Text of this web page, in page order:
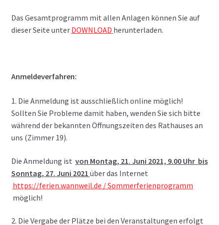
Das Gesamtprogramm mit allen Anlagen können Sie auf
dieser Seite unter DOWNLOAD herunterladen.
Anmeldeverfahren:
1. Die Anmeldung ist ausschließlich online möglich!
Sollten Sie Probleme damit haben, wenden Sie sich bitte
während der bekannten Öffnungszeiten des Rathauses an
uns (Zimmer 19).
Die Anmeldung ist von Montag, 21. Juni 2021, 9.00 Uhr bis
Sonntag, 27. Juni 2021 über das Internet
https://ferien.wannweil.de / Sommerferienprogramm
möglich!
2. Die Vergabe der Plätze bei den Veranstaltungen erfolgt